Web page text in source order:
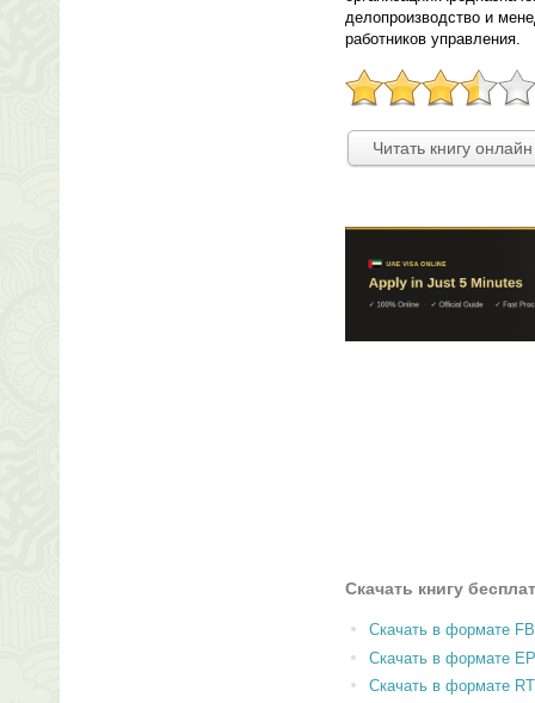
делопроизводство и
работников управления.
Читать книгу
Скачать книгу
Скачать в формате
Скачать в формате
Скачать в формате